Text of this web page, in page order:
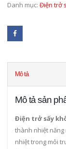
Danh mục: Điện trở
Mô tả
Mô tả sản
Điện trở sấy
thành nhiệt năng
nhiệt trong môi